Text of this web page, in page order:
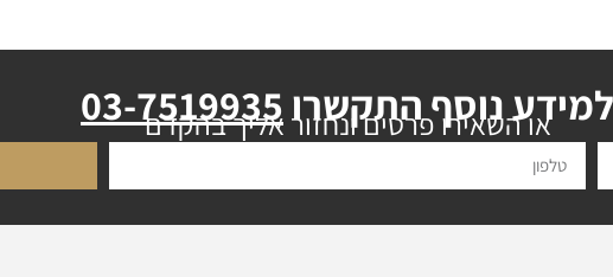
למידע נוסף התקשרו03-7519935
או השאירו פרטים ונחזור אליך בהקדם